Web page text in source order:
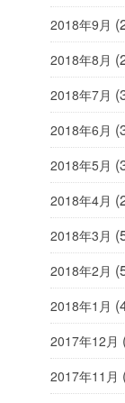
2018年9月
2018年8月
2018年7月
2018年6月
2018年5月
2018年4月
2018年3月
2018年2月
2018年1月
2017年12月
2017年11月